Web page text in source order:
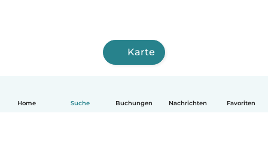
Home Suche Buchungen Nachrichten Favoriten
Karte